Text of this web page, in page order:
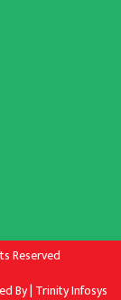
Reserved
By| Trinity Infosys